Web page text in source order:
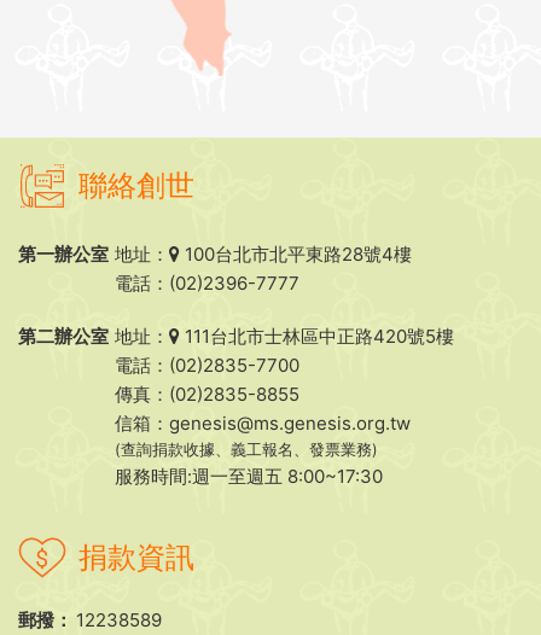
聯絡創世
第一辦公室 地址：
100台北市北平東路28號4樓
電話：(02)2396-7777
第二辦公室 地址：
111台北市士林區中正路420號5樓
電話：(02)2835-7700
傳真：(02)2835-8855
信箱： genesis@ms.genesis.org.tw
(查詢捐款收據、義工報名、發票業務)
服務時間:週一至週五 8:00~17:30
捐款資訊
郵撥： 12238589